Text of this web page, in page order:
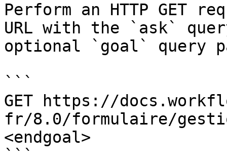
Perform an HTTP GET
URL with the `ask`
optional `goal` query
```
GET https://
fr/8.0/formulaire/
<endgoal>
```